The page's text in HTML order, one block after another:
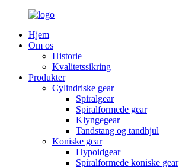
Hjem
Om os
Historie
Kvalitetssikring
Produkter
Cylindriske gear
Spiralgear
Spiralformede gear
Klyngegear
Tandstang og tandhjul
Koniske gear
Hypoidgear
Spiralformede koniske gear